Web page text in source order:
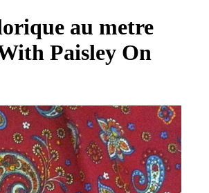
au metre
Paisley On